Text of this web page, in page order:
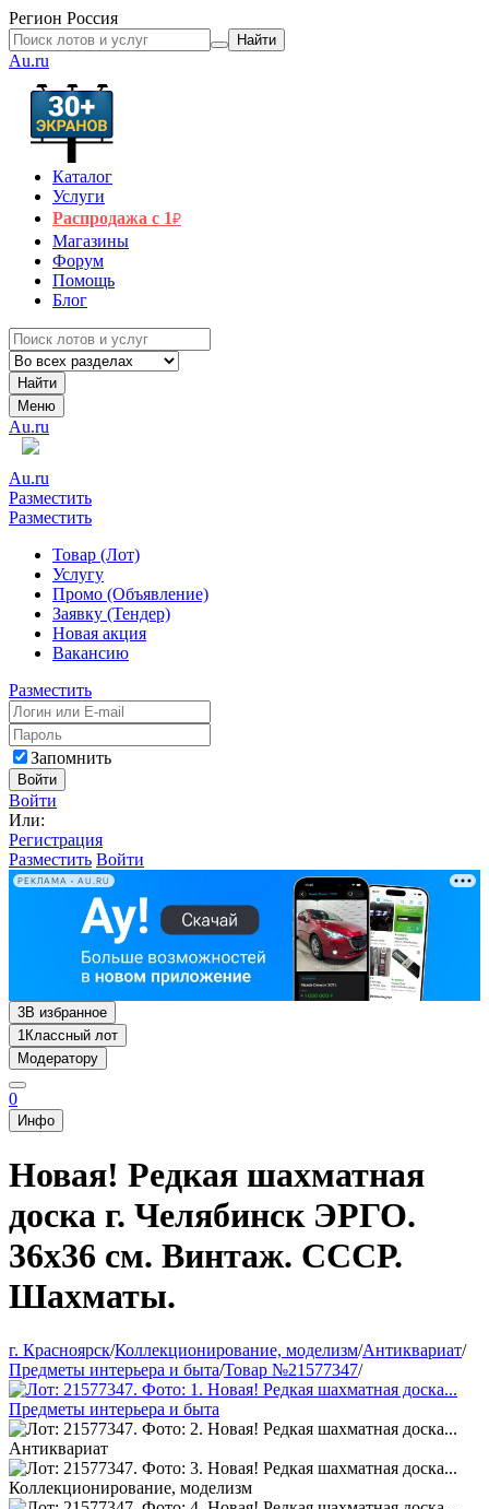
Регион Россия
Найти
Au.ru
Каталог
Услуги
Распродажа с 1₽
Магазины
Форум
Помощь
Блог
Найти
Меню
Au.ru
Au.ru
Разместить
Разместить
Товар (Лот)
Услугу
Промо (Объявление)
Заявку (Тендер)
Новая акция
Вакансию
Разместить
Запомнить
Войти
Войти
Или:
Регистрация
Разместить Войти
РЕКЛАМА • AU.RU
3В избранное
1Классный лот
Модератору
0
Инфо
Новая! Редкая шахматная
доска г. Челябинск ЭРГО.
36x36 см. Винтаж. СССР.
Шахматы.
г. Красноярск/Коллекционирование, моделизм/Антиквариат/
Предметы интерьера и быта/Товар №21577347/